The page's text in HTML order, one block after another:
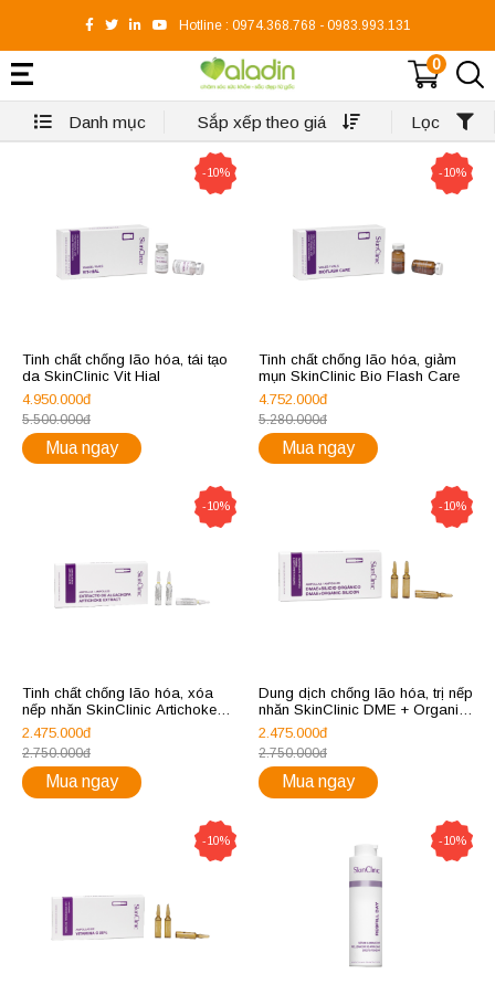
Hotline : 0974.368.768 - 0983.993.131
0
Danh mục Sắp xếp theo giá Lọc
-10%
Tinh chất chống lão hóa, tái tạo
da SkinClinic Vit Hial
4.950.000đ
5.500.000đ
Mua ngay
-10%
Tinh chất chống lão hóa, giảm
mụn SkinClinic Bio Flash Care
4.752.000đ
5.280.000đ
Mua ngay
-10%
Tinh chất chống lão hóa, xóa
nếp nhăn SkinClinic Artichoke
Extract
2.475.000đ
2.750.000đ
Mua ngay
-10%
Dung dịch chống lão hóa, trị nếp
nhăn SkinClinic DME + Organic
Silicon
2.475.000đ
2.750.000đ
Mua ngay
-10% -10%